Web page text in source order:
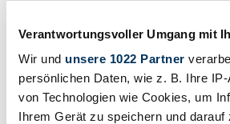
Verantwortungsvoller Umgang mit
Wir und unsere 1022 Partner
persönlichen Daten, wie z. B. Ihre
von Technologien wie Cookies, um
Ihrem Gerät zu speichern und darauf
Veicolo all’asta